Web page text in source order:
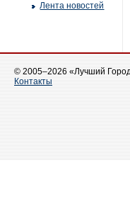
Лента новостей
© 2005–2026 «Лучший
Контакты